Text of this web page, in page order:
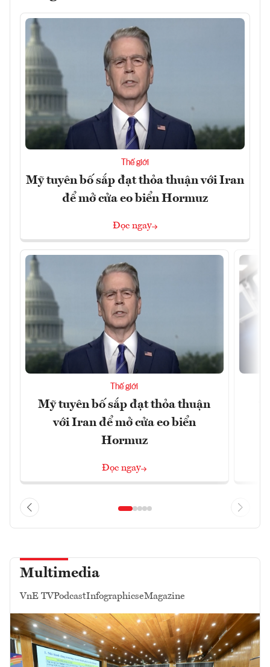
Thế giới
Mỹ tuyên bố sắp đạt thỏa thuận với Iran
để mở cửa eo biển Hormuz
Đọc ngay
Thế giới
Mỹ tuyên bố sắp đạt thỏa thuận
với Iran để mở cửa eo biển
Hormuz
Đọc ngay
Multimedia
VnE TVPodcastInfographicseMagazine